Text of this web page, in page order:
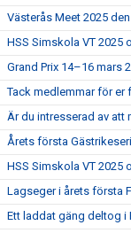
Västerås Meet 2025
HSS Simskola VT 2025
Grand Prix 14–16 mars
Tack medlemmar för er
Är du intresserad av att
Årets första
HSS Simskola VT 2025
Lagseger i årets första
Ett laddat gäng deltog i